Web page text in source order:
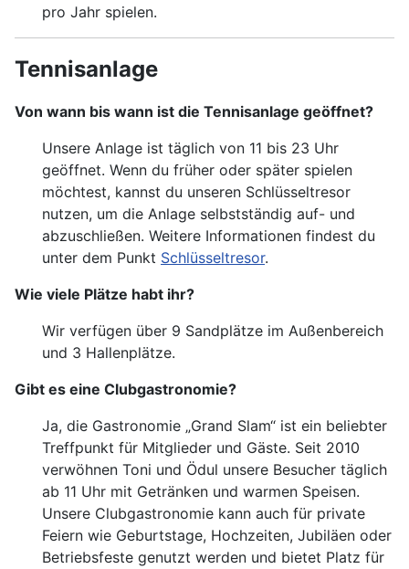
pro Jahr spielen.
Tennisanlage
Von wann bis wann ist die Tennisanlage geöffnet?
Unsere Anlage ist täglich von 11 bis 23 Uhr
geöffnet. Wenn du früher oder später spielen
möchtest, kannst du unseren Schlüsseltresor
nutzen, um die Anlage selbstständig auf- und
abzuschließen. Weitere Informationen findest du
unter dem Punkt Schlüsseltresor.
Wie viele Plätze habt ihr?
Wir verfügen über 9 Sandplätze im Außenbereich
und 3 Hallenplätze.
Gibt es eine Clubgastronomie?
Ja, die Gastronomie „Grand Slam“ ist ein beliebter
Treffpunkt für Mitglieder und Gäste. Seit 2010
verwöhnen Toni und Ödul unsere Besucher täglich
ab 11 Uhr mit Getränken und warmen Speisen.
Unsere Clubgastronomie kann auch für private
Feiern wie Geburtstage, Hochzeiten, Jubiläen oder
Betriebsfeste genutzt werden und bietet Platz für